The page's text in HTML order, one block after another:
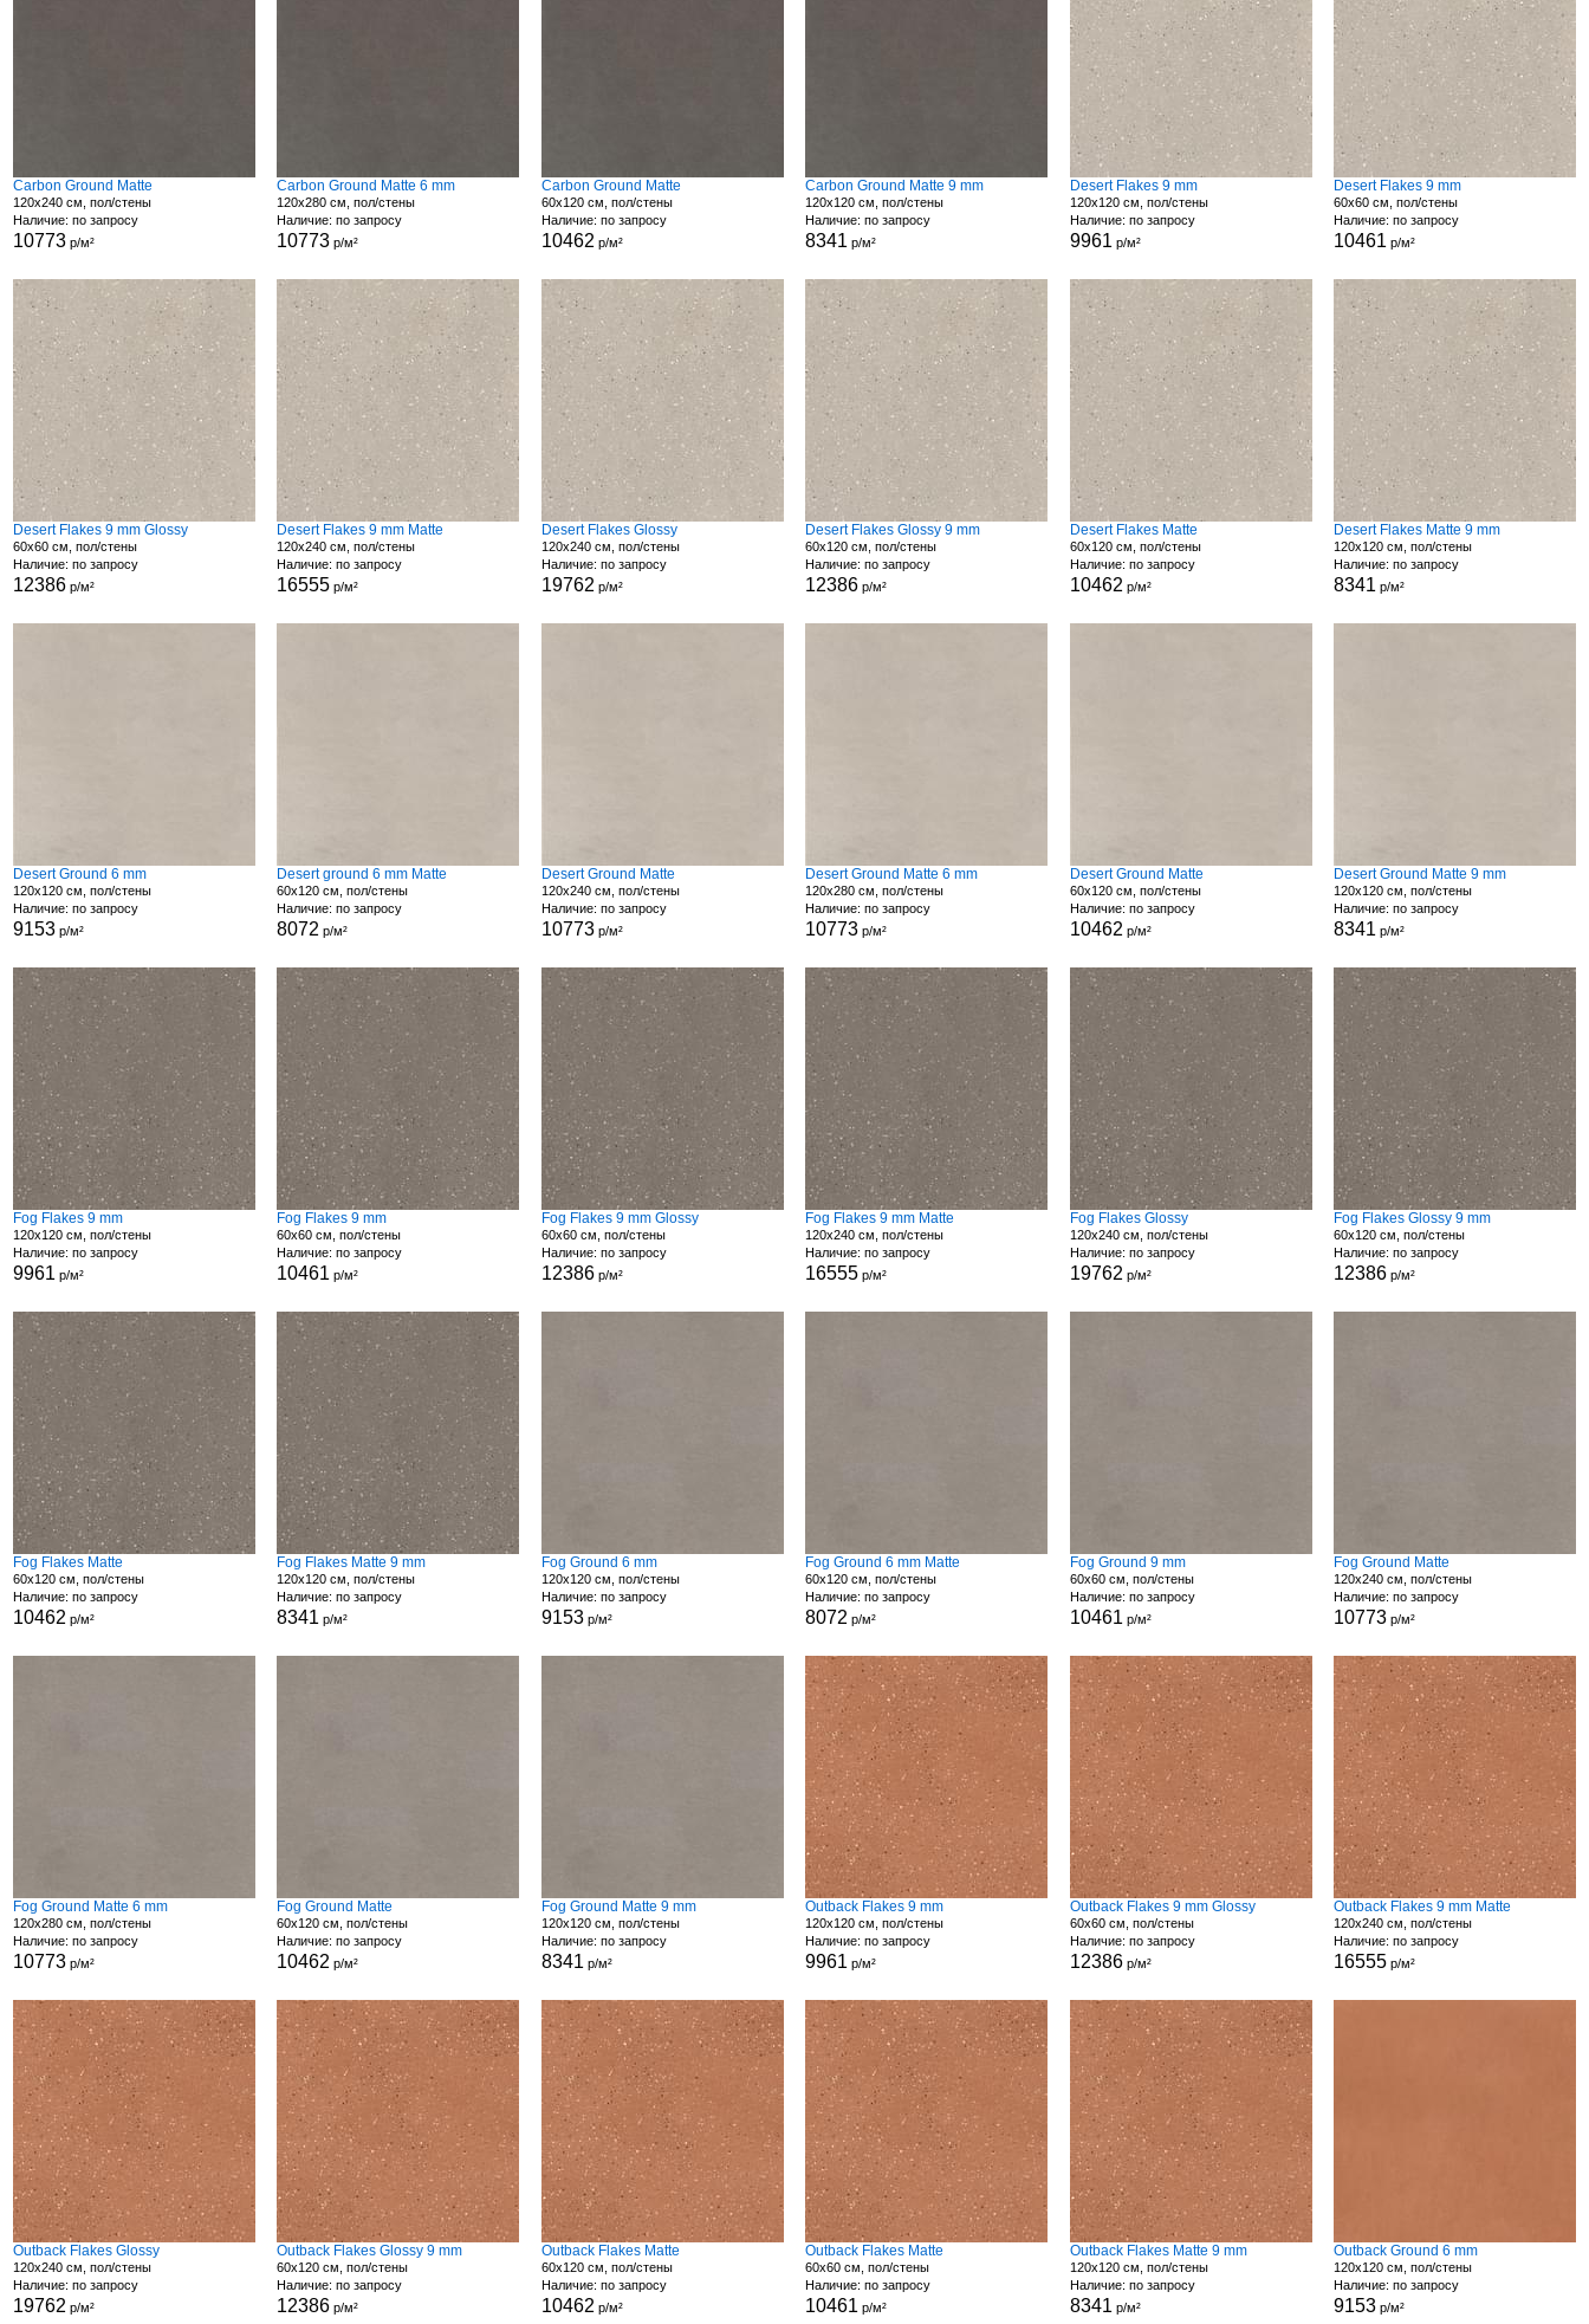
Carbon Ground Matte
120x240 см, пол/стены
Наличие: по запросу
10773р/м²
Carbon Ground Matte 6 mm
120x280 см, пол/стены
Наличие: по запросу
10773 р/м²
Carbon Ground Matte
60x120 см, пол/стены
Наличие: по запросу
10462 р/м²
Carbon Ground Matte 9 mm
120x120 см, пол/стены
Наличие: по запросу
8341 р/м²
Desert Flakes 9 mm
120x120 см, пол/стены
Наличие: по запросу
9961 р/м²
Desert Flakes 9 mm
60x60 см, пол/стены
Наличие: по запросу
10461 р/м²
Desert Flakes 9 mm Glossy
60x60 см, пол/стены
Наличие: по запросу
12386р/м²
Desert Flakes 9 mm Matte
120x240 см, пол/стены
Наличие: по запросу
16555 р/м²
Desert Flakes Glossy
120x240 см, пол/стены
Наличие: по запросу
19762 р/м²
Desert Flakes Glossy 9 mm
60x120 см, пол/стены
Наличие: по запросу
12386 р/м²
Desert Flakes Matte
60x120 см, пол/стены
Наличие: по запросу
10462 р/м²
Desert Flakes Matte 9 mm
120x120 см, пол/стены
Наличие: по запросу
8341 р/м²
Desert Ground 6 mm
120x120 см, пол/стены
Наличие: по запросу
9153р/м²
Desert ground 6 mm Matte
60x120 см, пол/стены
Наличие: по запросу
8072 р/м²
Desert Ground Matte
120x240 см, пол/стены
Наличие: по запросу
10773р/м²
Desert Ground Matte 6 mm
120x280 см, пол/стены
Наличие: по запросу
10773 р/м²
Desert Ground Matte
60x120 см, пол/стены
Наличие: по запросу
10462 р/м²
Desert Ground Matte 9 mm
120x120 см, пол/стены
Наличие: по запросу
8341 р/м²
Fog Flakes 9 mm
120x120 см, пол/стены
Наличие: по запросу
9961 р/м²
Fog Flakes 9 mm
60x60 см, пол/стены
Наличие: по запросу
10461 р/м²
Fog Flakes 9 mm Glossy
60x60 см, пол/стены
Наличие: по запросу
12386р/м²
Fog Flakes 9 mm Matte
120x240 см, пол/стены
Наличие: по запросу
16555 р/м²
Fog Flakes Glossy
120x240 см, пол/стены
Наличие: по запросу
19762 р/м²
Fog Flakes Glossy 9 mm
60x120 см, пол/стены
Наличие: по запросу
12386 р/м²
Fog Flakes Matte
60x120 см, пол/стены
Наличие: по запросу
10462 р/м²
Fog Flakes Matte 9 mm
120x120 см, пол/стены
Наличие: по запросу
8341 р/м²
Fog Ground 6 mm
120x120 см, пол/стены
Наличие: по запросу
9153р/м²
Fog Ground 6 mm Matte
60x120 см, пол/стены
Наличие: по запросу
8072 р/м²
Fog Ground 9 mm
60x60 см, пол/стены
Наличие: по запросу
10461 р/м²
Fog Ground Matte
120x240 см, пол/стены
Наличие: по запросу
10773 р/м²
Fog Ground Matte 6 mm
120x280 см, пол/стены
Наличие: по запросу
10773р/м²
Fog Ground Matte
60x120 см, пол/стены
Наличие: по запросу
10462 р/м²
Fog Ground Matte 9 mm
120x120 см, пол/стены
Наличие: по запросу
8341 р/м²
Outback Flakes 9 mm
120x120 см, пол/стены
Наличие: по запросу
9961 р/м²
Outback Flakes 9 mm Glossy
60x60 см, пол/стены
Наличие: по запросу
12386р/м²
Outback Flakes 9 mm Matte
120x240 см, пол/стены
Наличие: по запросу
16555 р/м²
Outback Flakes Glossy
120x240 см, пол/стены
Наличие: по запросу
19762 р/м²
Outback Flakes Glossy 9 mm
60x120 см, пол/стены
Наличие: по запросу
12386 р/м²
Outback Flakes Matte
60x120 см, пол/стены
Наличие: по запросу
10462 р/м²
Outback Flakes Matte
60x60 см, пол/стены
Наличие: по запросу
10461 р/м²
Outback Flakes Matte 9 mm
120x120 см, пол/стены
Наличие: по запросу
8341 р/м²
Outback Ground 6 mm
120x120 см, пол/стены
Наличие: по запросу
9153 р/м²